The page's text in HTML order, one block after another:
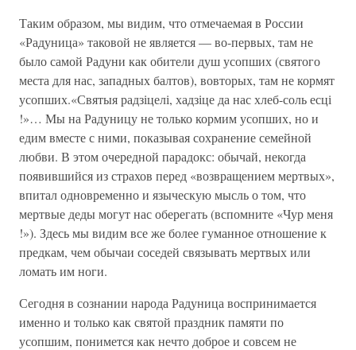
Таким образом, мы видим, что отмечаемая в России
«Радуница» таковой не является — во-первых, там не
было самой Радуни как обители душ усопших (святого
места для нас, западных балтов), вовторых, там не кормят
усопших.«Святыя радзіцелі, хадзіце да нас хлеб-соль есці
!»… Мы на Радуницу не только кормим усопших, но и
едим вместе с ними, показывая сохранение семейной
любви. В этом очередной парадокс: обычай, некогда
появившийся из страхов перед «возвращением мертвых»,
впитал одновременно и языческую мысль о том, что
мертвые деды могут нас оберегать (вспомните «Чур меня
!»). Здесь мы видим все же более гуманное отношение к
предкам, чем обычаи соседей связывать мертвых или
ломать им ноги.
Сегодня в сознании народа Радуница воспринимается
именно и только как святой праздник памяти по
усопшим, понимется как нечто доброе и совсем не